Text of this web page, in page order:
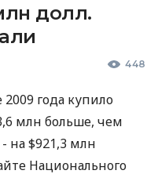
долл.
448
года купило
млн больше, чем
- на $921,3 млн
Национального